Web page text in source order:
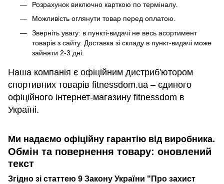
Розрахунок виключно карткою по терміналу.
Можливість оглянути товар перед оплатою.
Зверніть увагу: в пункті-видачі не весь асортимент
товарів з сайту. Доставка зі складу в пункт-видачі може
зайняти 2-3 дні.
Наша компанія є офіційним дистриб'ютором
спортивних товарів fitnessdom.ua – єдиного
офіційного інтернет-магазину fitnessdom в
Україні.
Ми надаємо офіційну гарантію від виробника.
Обмін та повернення товару: оновлений
текст
Згідно зі статтею 9 Закону України "Про захист